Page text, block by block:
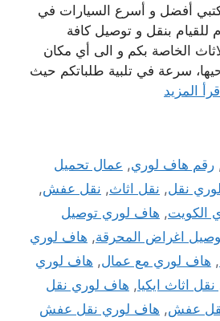
أفضل و أسرع السيارات في
للقيام بنقل و توصيل كافة
الخاصة بكم و الى أي مكان
سرعة في تلبية طلباتكم حيث
اقرأ المزيد
رقم هاف لوري, عمال تحميل
نقل, نقل اثاث, نقل عفش,
الكويت, هاف لوري توصيل
اغراض المحرقة, هاف لوري
, هاف لوري مع عمال, هاف لوري
اثاث ايكيا, هاف لوري نقل
عفش, هاف لوري نقل عفش